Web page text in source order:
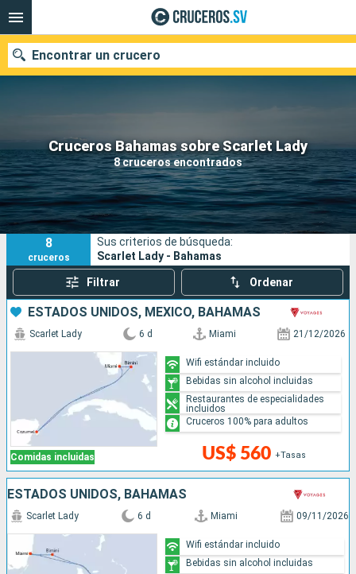
Cruceros Bahamas sobre Scarlet Lady
8 cruceros encontrados
Encontrar un crucero
Nuestros destinos
Fecha de salida
Puertos Compañías
Buscar
8
cruceros
Sus criterios de búsqueda:
Scarlet Lady - Bahamas
Filtrar Ordenar
ESTADOS UNIDOS, MÉXICO, BAHAMAS
Comidas incluidas
Scarlet Lady 6 d Miami 21/12/2026
US$ 560 +Tasas
Wifi estándar incluido
Bebidas sin alcohol incluidas
Restaurantes de especialidades
incluidos
Cruceros 100% para adultos
ESTADOS UNIDOS, BAHAMAS
Scarlet Lady 6 d Miami 09/11/2026
Wifi estándar incluido
Bebidas sin alcohol incluidas